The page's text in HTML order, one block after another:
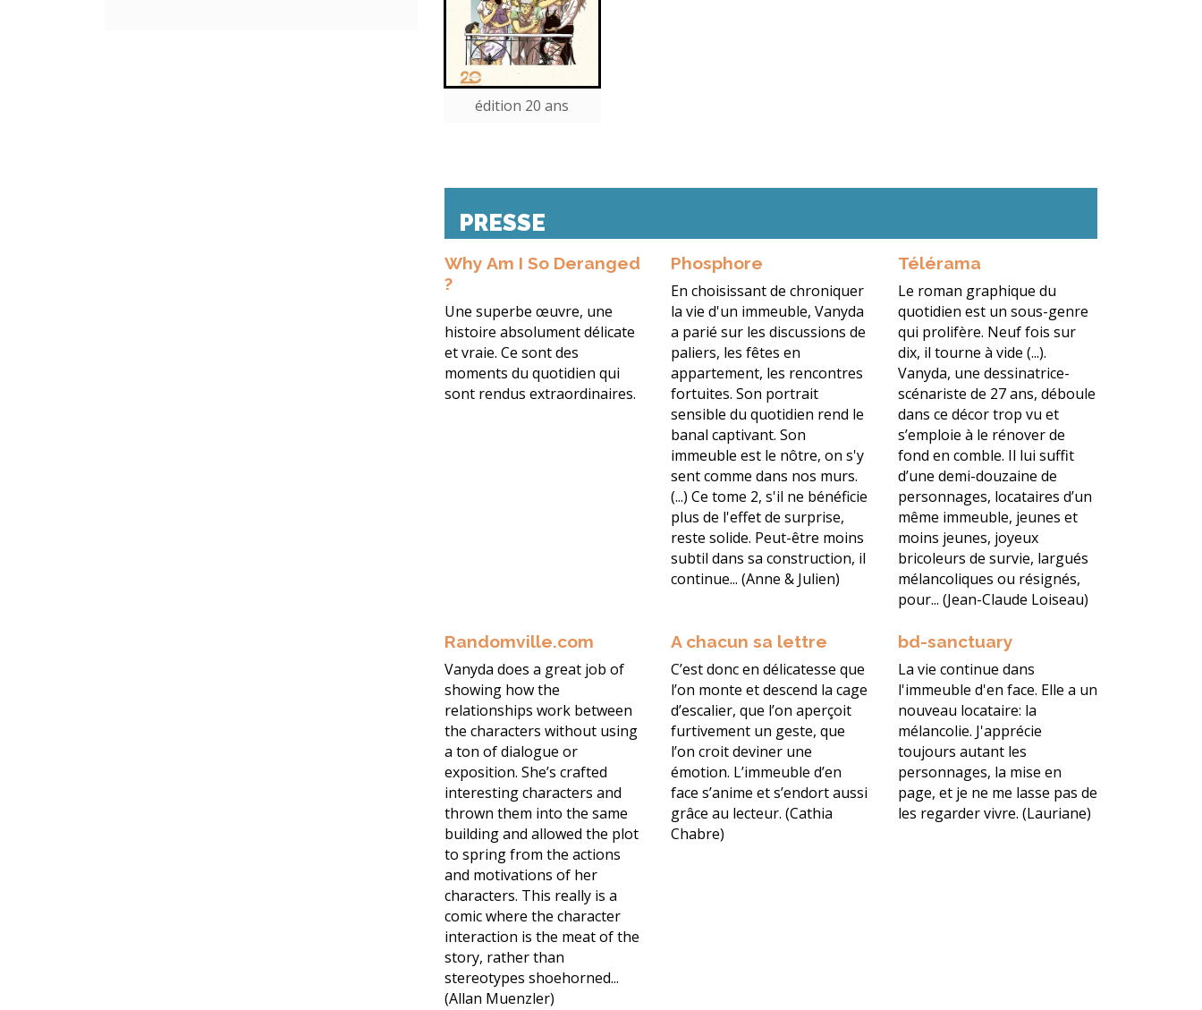
édition 20 ans
PRESSE
Why Am I So Deranged
?
Une superbe œuvre, une
histoire absolument délicate
et vraie. Ce sont des
moments du quotidien qui
sont rendus extraordinaires.
Phosphore
En choisissant de chroniquer
la vie d'un immeuble, Vanyda
a parié sur les discussions de
paliers, les fêtes en
appartement, les rencontres
fortuites. Son portrait
sensible du quotidien rend le
banal captivant. Son
immeuble est le nôtre, on s'y
sent comme dans nos murs.
(...) Ce tome 2, s'il ne bénéficie
plus de l'effet de surprise,
reste solide. Peut-être moins
subtil dans sa construction, il
continue... (Anne & Julien)
Télérama
Le roman graphique du
quotidien est un sous-genre
qui prolifère. Neuf fois sur
dix, il tourne à vide (...).
Vanyda, une dessinatrice-
scénariste de 27 ans, déboule
dans ce décor trop vu et
s’emploie à le rénover de
fond en comble. Il lui suffit
d’une demi-douzaine de
personnages, locataires d’un
même immeuble, jeunes et
moins jeunes, joyeux
bricoleurs de survie, largués
mélancoliques ou résignés,
pour... (Jean-Claude Loiseau)
Randomville.com
Vanyda does a great job of
showing how the
relationships work between
the characters without using
a ton of dialogue or
exposition. She’s crafted
interesting characters and
thrown them into the same
building and allowed the plot
to spring from the actions
and motivations of her
characters. This really is a
comic where the character
interaction is the meat of the
story, rather than
stereotypes shoehorned...
(Allan Muenzler)
A chacun sa lettre
C’est donc en délicatesse que
l’on monte et descend la cage
d’escalier, que l’on aperçoit
furtivement un geste, que
l’on croit deviner une
émotion. L’immeuble d’en
face s’anime et s’endort aussi
grâce au lecteur. (Cathia
Chabre)
bd-sanctuary
La vie continue dans
l'immeuble d'en face. Elle a un
nouveau locataire: la
mélancolie. J'apprécie
toujours autant les
personnages, la mise en
page, et je ne me lasse pas de
les regarder vivre. (Lauriane)